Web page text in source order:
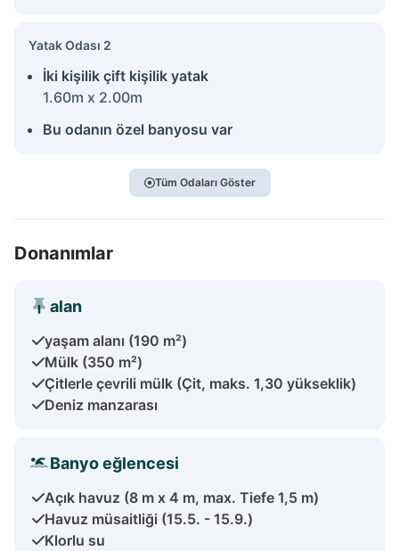
Yatak Odası 2
İki kişilik çift kişilik yatak
1.60m x 2.00m
Bu odanın özel banyosu var
Tüm Odaları Göster
Donanımlar
alan
yaşam alanı (190 m²)
Mülk (350 m²)
Çitlerle çevrili mülk (Çit, maks. 1,30 yükseklik)
Deniz manzarası
Banyo eğlencesi
Açık havuz (8 m x 4 m, max. Tiefe 1,5 m)
Havuz müsaitliği (15.5. - 15.9.)
Klorlu su